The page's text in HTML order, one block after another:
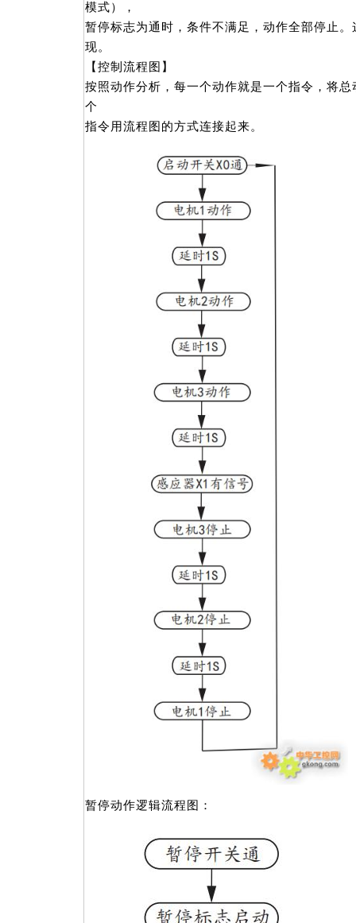
模式），
暂停标志为通时，条件不满足，动作全部停止
现。
【控制流程图】
按照动作分析，每一个动作就是一个指令，将
个
指令用流程图的方式连接起来。
暂停动作逻辑流程图：